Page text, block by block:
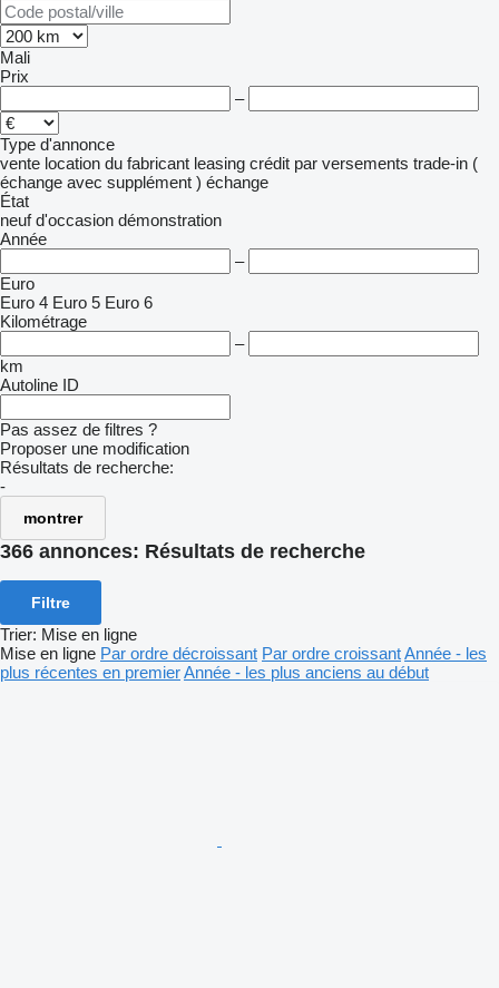
Mali
Prix
–
Type d'annonce
vente location du fabricant leasing crédit par versements trade-in (
échange avec supplément ) échange
État
neuf d'occasion démonstration
Année
–
Euro
Euro 4 Euro 5 Euro 6
Kilométrage
–
km
Autoline ID
Pas assez de filtres ?
Proposer une modification
Résultats de recherche:
-
montrer
366 annonces: Résultats de recherche
Filtre
Trier: Mise en ligne
Mise en ligne Par ordre décroissant Par ordre croissantAnnée - les
plus récentes en premierAnnée - les plus anciens au début